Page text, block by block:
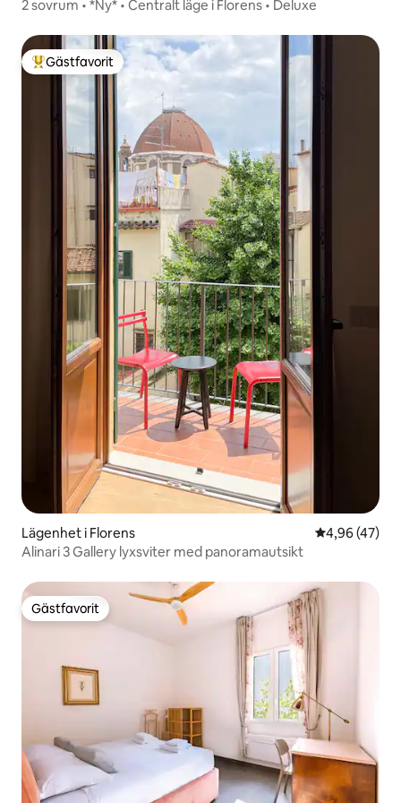
2 sovrum • *Ny* • Centralt läge i Florens • Deluxe
Populär gästfavorit
Gästfavorit
Lägenhet i Florens 4,96 av 5 i
4,96 (47)
Alinari 3 Gallery lyxsviter med panoramautsikt
Gästfavorit
Gästfavorit